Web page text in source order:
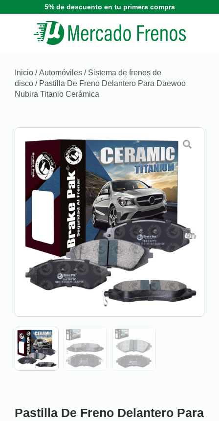
5% de descuento en tu primera compra
Inicio /Automóviles / Sistema de frenos de
disco / Pastilla De Freno Delantero Para Daewoo
Nubira Titanio Cerámica
Pastilla De Freno Delantero Para